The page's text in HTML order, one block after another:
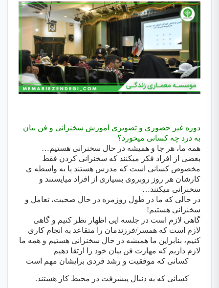
دوره غیر حضوری و تصویری اموزش سخنرانی و فن بیان
به درد چه کسانی میخورد؟
همه ما، هر جا و همیشه در حال سخنرانی هستیم…
بعضی از افراد فکر میکنند که سخنرانی کردن فقط
مخصوص کسانی است که مدرس هستند یا به واسطه ی
کارشان هر روز روبروی بسیاری از افراد میایستند و
سخنرانی میکنند…
در حالی که ما در طول روزمره در حال صحبت، تعامل و
سخنرانی هستیم!
گاهی لازم است در جلسه ایی اظهار نظر کنیم و گاهی
لازم است که همسر/فرزندمان را متقاعد به انجام کاری
کنیم، بنابراین ما همیشه در حال سخنرانی هستیم و همه ما
لازم داریم که مهارت فن بیان خود را ارتقا دهیم
کسانی که موفقیت و رشد فردی برایشان مهم است
کسانی که به دنبال پیشرفت در محیط کار هستند.